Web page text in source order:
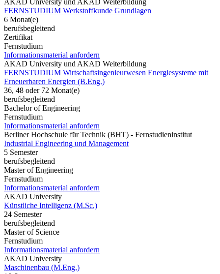
AKAD University und AKAD Weiterbildung
FERNSTUDIUM Werkstoffkunde Grundlagen
6 Monat(e)
berufsbegleitend
Zertifikat
Fernstudium
Informationsmaterial anfordern
AKAD University und AKAD Weiterbildung
FERNSTUDIUM Wirtschaftsingenieurwesen Energiesysteme mit
Erneuerbaren Energien (B.Eng.)
36, 48 oder 72 Monat(e)
berufsbegleitend
Bachelor of Engineering
Fernstudium
Informationsmaterial anfordern
Berliner Hochschule für Technik (BHT) - Fernstudieninstitut
Industrial Engineering und Management
5 Semester
berufsbegleitend
Master of Engineering
Fernstudium
Informationsmaterial anfordern
AKAD University
Künstliche Intelligenz (M.Sc.)
24 Semester
berufsbegleitend
Master of Science
Fernstudium
Informationsmaterial anfordern
AKAD University
Maschinenbau (M.Eng.)